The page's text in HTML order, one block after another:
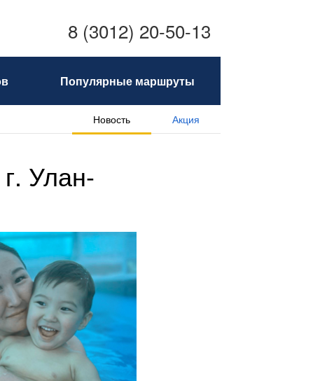
Популярные маршруты
8 (3012) 20-50-13
Новость Акция
Улан-